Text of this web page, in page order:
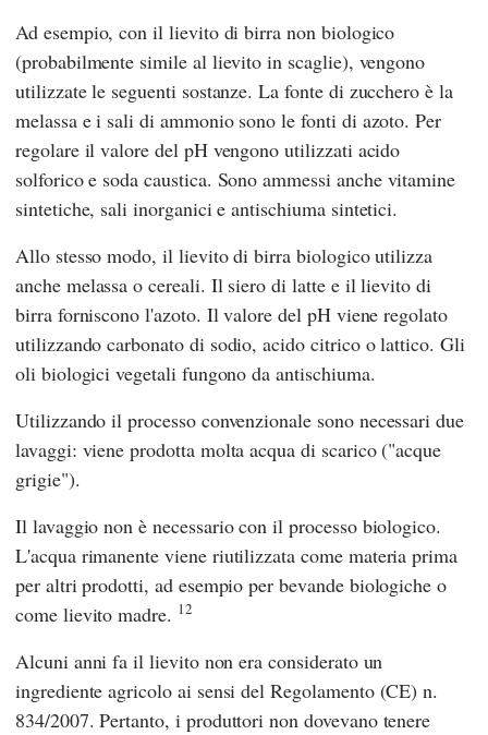
Ad esempio, con il lievito di birra non biologico
(probabilmente simile al lievito in scaglie), vengono
utilizzate le seguenti sostanze. La fonte di zucchero è la
melassa e i sali di ammonio sono le fonti di azoto. Per
regolare il valore del pH vengono utilizzati acido
solforico e soda caustica. Sono ammessi anche vitamine
sintetiche, sali inorganici e antischiuma sintetici.
Allo stesso modo, il lievito di birra biologico utilizza
anche melassa o cereali. Il siero di latte e il lievito di
birra forniscono l'azoto. Il valore del pH viene regolato
utilizzando carbonato di sodio, acido citrico o lattico. Gli
oli biologici vegetali fungono da antischiuma.
Utilizzando il processo convenzionale sono necessari due
lavaggi: viene prodotta molta acqua di scarico ("acque
grigie").
Il lavaggio non è necessario con il processo biologico.
L'acqua rimanente viene riutilizzata come materia prima
per altri prodotti, ad esempio per bevande biologiche o
come lievito madre. 12
Alcuni anni fa il lievito non era considerato un
ingrediente agricolo ai sensi del Regolamento (CE) n.
834/2007. Pertanto, i produttori non dovevano tenere